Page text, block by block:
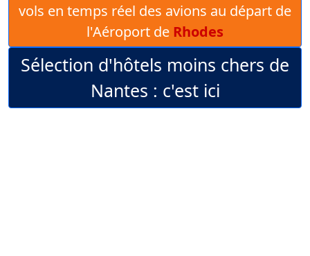
vols en temps réel des avions au départ de
l'Aéroport de Rhodes
Sélection d'hôtels moins chers de
Nantes : c'est ici